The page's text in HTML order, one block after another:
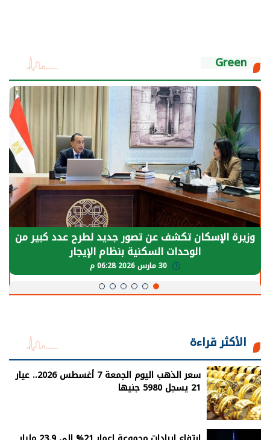
Green
وزيرة الإسكان تكشف عن تصور جديد لطرح عدد كبير من
الوحدات السكنية بنظام الإيجار
الأكثر قراءة
سعر الذهب اليوم الجمعة 7 أغسطس 2026.. عيار
21 يسجل 5980 جنيها